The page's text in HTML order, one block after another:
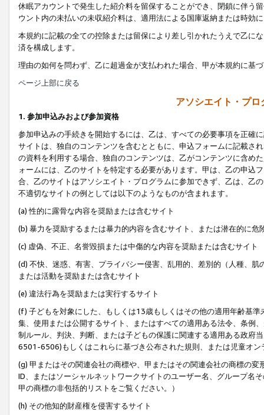
休眠アカウントで発生した紹介料を留保することができ、閉鎖に伴う
ウント内の未払いの未収紹介料は、適用法による国庫返納または時効
本規約に記載の全ての控除または留保により差し引かれたうえで乙に
済を構成します。
理由の如何を問わず、乙に超過金が支払われた場合、甲が本規約に基
ページ上部に戻る
アソシエイト・プ
1. 参加申込みおよび参加資格
参加申込みの手続きを開始するには、乙は、すべての必要事項を正確
サイトは、独自のコンテンツを含むとともに、申込フォームに記載さ
の資料を利用する場合、独自のコンテンツは、乙がコンテンツに含め
ォームには、乙のサイトを特定する必要があります。甲は、乙の申込
合、乙のサイトはアソシエイト・プログラムに参加できず、乙は、乙
不適切なサイトの例としては以下のようなものが含まれます。
(a) 性的に露骨な内容を奨励または含むサイト
(b) 暴力を奨励するまたは暴力的内容を含むサイト、または潜在的に
(c) 虚偽、不正、名誉毀損または中傷的な内容を奨励または含むサイト
(d) 不快、迷惑、有害、プライバシー侵害、乱用的、差別的（人種、
または活動を奨励または含むサイト
(e) 違法行為を奨励または実行するサイト
(f) 子どもを対象にした、もしくは13歳もしくはその他の適用年齢基
集、使用または公開するサイト、またはすべての適用ある法令、条例
制ルール、判決、判断、または子どもの保護に関連する適用ある政府
6501-6506)もしくはこれらに基づき公布された規則、または児童オン
(g) 甲またはその関連会社の商標や、甲またはその関連会社の商標の
ID、またはソーシャルネットワークサイトのユーザー名、グループ名
甲の商標の非包括的リストをご覧ください。）
(h) その他知的財産権を侵害するサイト